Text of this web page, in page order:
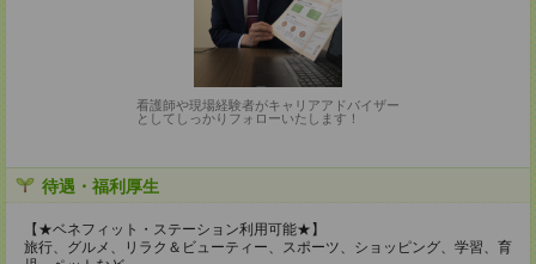
看護師や現場経験者がキャリアアドバイザー
としてしっかりフォローいたします！
待遇・福利厚生
【★ベネフィット・ステーション利用可能★】
旅行、グルメ、リラク＆ビューティー、スポーツ、ショッピング、学習、育